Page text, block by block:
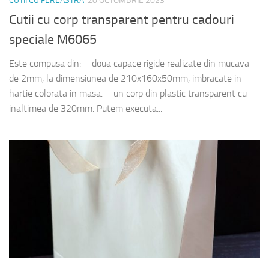
Cutii cu corp transparent pentru cadouri
speciale M6065
Este compusa din: – doua capace rigide realizate din mucava
de 2mm, la dimensiunea de 210x160x50mm, imbracate in
hartie colorata in masa. – un corp din plastic transparent cu
inaltimea de 320mm. Putem executa...